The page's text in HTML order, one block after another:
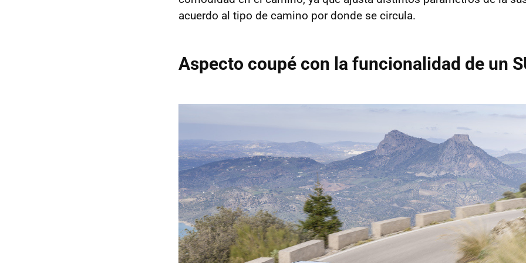
acuerdo al tipo de camino por donde se circula.
Aspecto coupé con la funcionalidad de un